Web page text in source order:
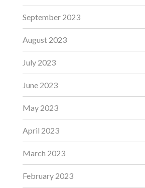
September 2023
August 2023
July 2023
June 2023
May 2023
April 2023
March 2023
February 2023